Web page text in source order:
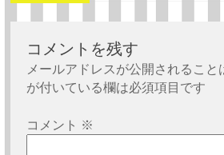
ゲ
コメントを残す
メールアドレスが公開されること
が付いている欄は必須項目です
コメント ※